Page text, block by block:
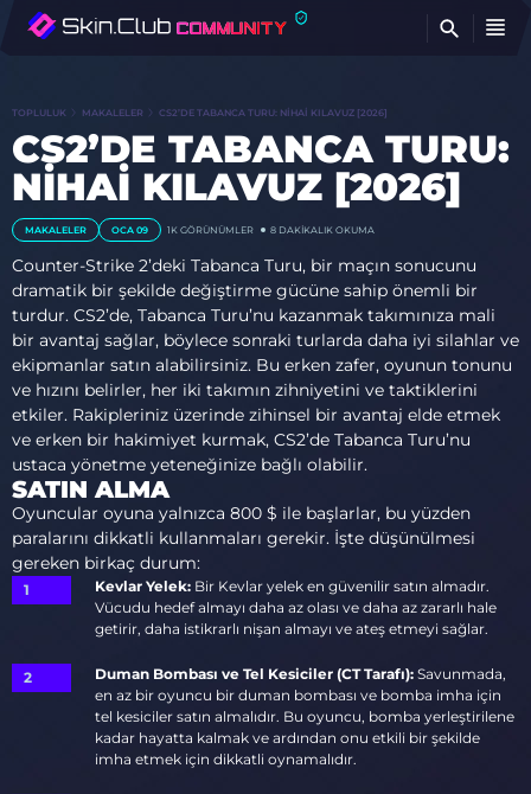
TOPLULUK MAKALELER CS2’DE TABANCA TURU: NIHAI KILAVUZ [2026]
CS2’DE TABANCA TURU:
NIHAI KILAVUZ [2026]
MAKALELER OCA 09 1K GÖRÜNÜMLER 8 DAKIKALIK OKUMA
Counter-Strike 2’deki Tabanca Turu, bir maçın sonucunu
dramatik bir şekilde değiştirme gücüne sahip önemli bir
turdur. CS2’de, Tabanca Turu’nu kazanmak takımınıza mali
bir avantaj sağlar, böylece sonraki turlarda daha iyi silahlar ve
ekipmanlar satın alabilirsiniz. Bu erken zafer, oyunun tonunu
ve hızını belirler, her iki takımın zihniyetini ve taktiklerini
etkiler. Rakipleriniz üzerinde zihinsel bir avantaj elde etmek
ve erken bir hakimiyet kurmak, CS2’de Tabanca Turu’nu
ustaca yönetme yeteneğinize bağlı olabilir.
SATIN ALMA
Oyuncular oyuna yalnızca 800 $ ile başlarlar, bu yüzden
paralarını dikkatli kullanmaları gerekir. İşte düşünülmesi
gereken birkaç durum:
Kevlar Yelek: Bir Kevlar yelek en güvenilir satın almadır.
Vücudu hedef almayı daha az olası ve daha az zararlı hale
getirir, daha istikrarlı nişan almayı ve ateş etmeyi sağlar.
Duman Bombası ve Tel Kesiciler (CT Tarafı): Savunmada,
en az bir oyuncu bir duman bombası ve bomba imha için
tel kesiciler satın almalıdır. Bu oyuncu, bomba yerleştirilene
kadar hayatta kalmak ve ardından onu etkili bir şekilde
imha etmek için dikkatli oynamalıdır.